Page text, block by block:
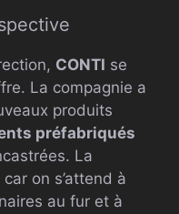
CONTI se
La compagnie a
produits
préfabriqués
La
on s’attend à
au fur et à